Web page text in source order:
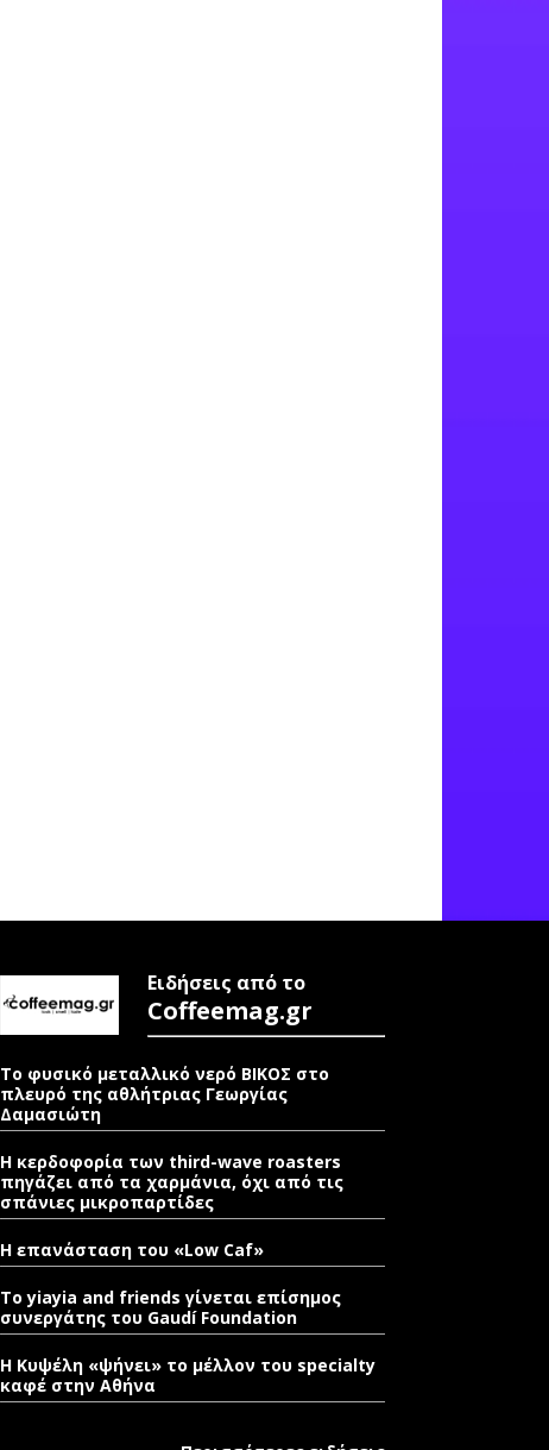
Ειδήσεις από το
Coffeemag.gr
Το φυσικό μεταλλικό νερό ΒΙΚΟΣ στο
πλευρό της αθλήτριας Γεωργίας
Δαμασιώτη
Η κερδοφορία των third-wave roasters
πηγάζει από τα χαρμάνια, όχι από τις
σπάνιες μικροπαρτίδες
Η επανάσταση του «Low Caf»
To yiayia and friends γίνεται επίσημος
συνεργάτης του Gaudí Foundation
Η Κυψέλη «ψήνει» το μέλλον του specialty
καφέ στην Αθήνα